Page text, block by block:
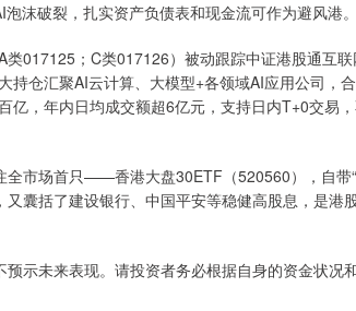
沫破裂，扎实资产负债表和现金流可作为避风港。
；C类017126）被动跟踪中证港股通互联
持仓汇聚AI云计算、大模型+各领域AI应用公司，
亿，年内日均成交额超6亿元，支持日内T+0交易
市场首只——香港大盘30ETF（520560），自带“
囊括了建设银行、中国平安等稳健高股息，是港
未来表现。请投资者务必根据自身的资金状况